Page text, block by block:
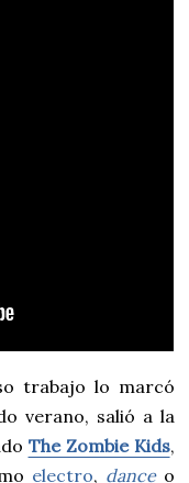
trabajo lo marcó
verano, salió a la
The Zombie Kids,
electro, danceo